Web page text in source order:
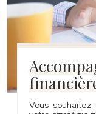
Vous